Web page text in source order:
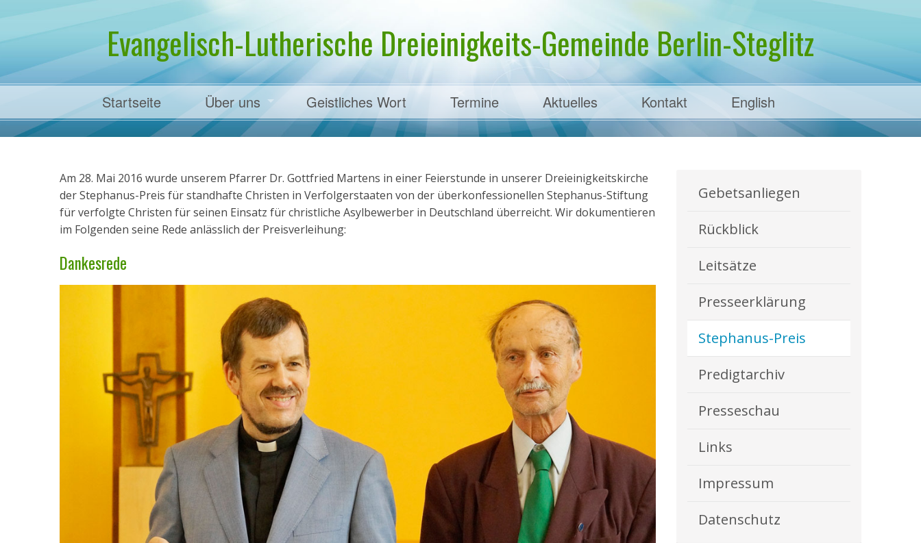
Evangelisch-Lutherische Dreieinigkeits-Gemeinde Berlin-Steglitz
Startseite
Über uns
Pfarrer Dr. Martens
Geistliches Wort Termine Aktuelles Kontakt English
Am 28. Mai 2016 wurde unserem Pfarrer Dr. Gottfried Martens in einer Feierstunde in unserer Dreieinigkeitskirche
der Stephanus-Preis für standhafte Christen in Verfolgerstaaten von der überkonfessionellen Stephanus-Stiftung
für verfolgte Christen für seinen Einsatz für christliche Asylbewerber in Deutschland überreicht. Wir dokumentieren
im Folgenden seine Rede anlässlich der Preisverleihung:
Dankesrede
Gebetsanliegen
Rückblick
Leitsätze
Presseerklärung
Stephanus-Preis
Predigtarchiv
Presseschau
Links
Impressum
Datenschutz